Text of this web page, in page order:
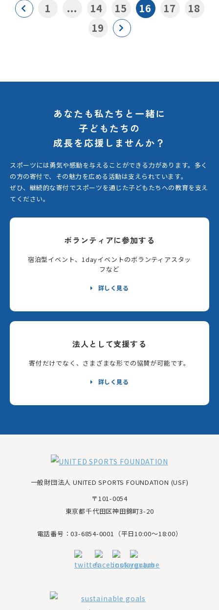
1 ... 14 15 16 17
18
19
あなたも私たちと一緒に
子どもたちの
成長を応援しませんか？
スポーツには勇気や感動を与えることができる力があります。 多く
の方の寄付で、その魅力を広める活動は支えられています。
ぜひ、継続的な寄付でスポーツを通じた子どもたちへの教育を支え
てください。
ボランティアに参加する
宿泊型イベント、1dayイベントのボランティアスタッ
フなど
詳しく見る
法人として支援する
寄付だけでなく、さまざまな形での協賛が可能です。
詳しく見る
一般財団法人 UNITED SPORTS FOUNDATION (USF)
〒101-0054
東京都千代田区神田錦町3-20
電話番号：03-6854-0001（平日10:00～18:00）